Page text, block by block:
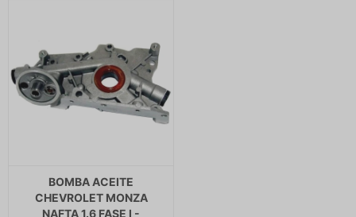
BOMBA ACEITE
CHEVROLET MONZA
NAFTA 1.6 FASE I -